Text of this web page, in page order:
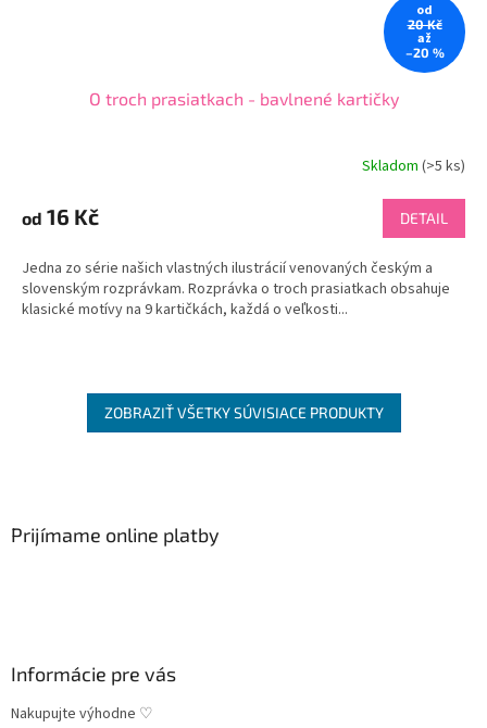
od
20 Kč
až
–20 %
O troch prasiatkach - bavlnené kartičky
Skladom (>5 ks)
od 16 Kč DETAIL
Jedna zo série našich vlastných ilustrácií venovaných českým a
slovenským rozprávkam. Rozprávka o troch prasiatkach obsahuje
klasické motívy na 9 kartičkách, každá o veľkosti...
ZOBRAZIŤ VŠETKY SÚVISIACE PRODUKTY
Prijímame online platby
Informácie pre vás
Nakupujte výhodne ♡